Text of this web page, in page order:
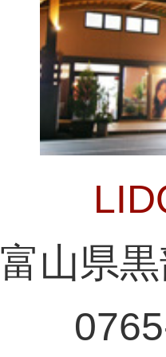
富山県